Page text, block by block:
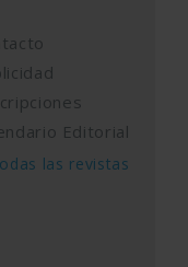
Editorial
las revistas